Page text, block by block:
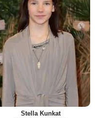
Stella Kunkat